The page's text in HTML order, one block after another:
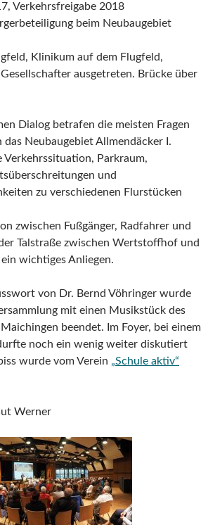
Verkehrsfreigabe 2018
beim Neubaugebiet
Klinikum auf dem Flugfeld,
ausgetreten. Brücke über
Dialog betrafen die meisten Fragen
das Neubaugebiet Allmendäcker I.
Verkehrssituation, Parkraum,
und
zu verschiedenen Flurstücken
zwischen Fußgänger, Radfahrer und
Talstraße zwischen Wertstoffhof und
wichtiges Anliegen.
von Dr. Bernd Vöhringer wurde
mit einen Musikstück des
beendet. Im Foyer, bei einem
noch ein wenig weiter diskutiert
wurde vom Verein „Schule aktiv“
Werner